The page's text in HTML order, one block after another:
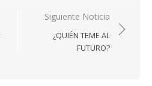
Siguiente Noticia
¿QUIÉN TEME AL
FUTURO?